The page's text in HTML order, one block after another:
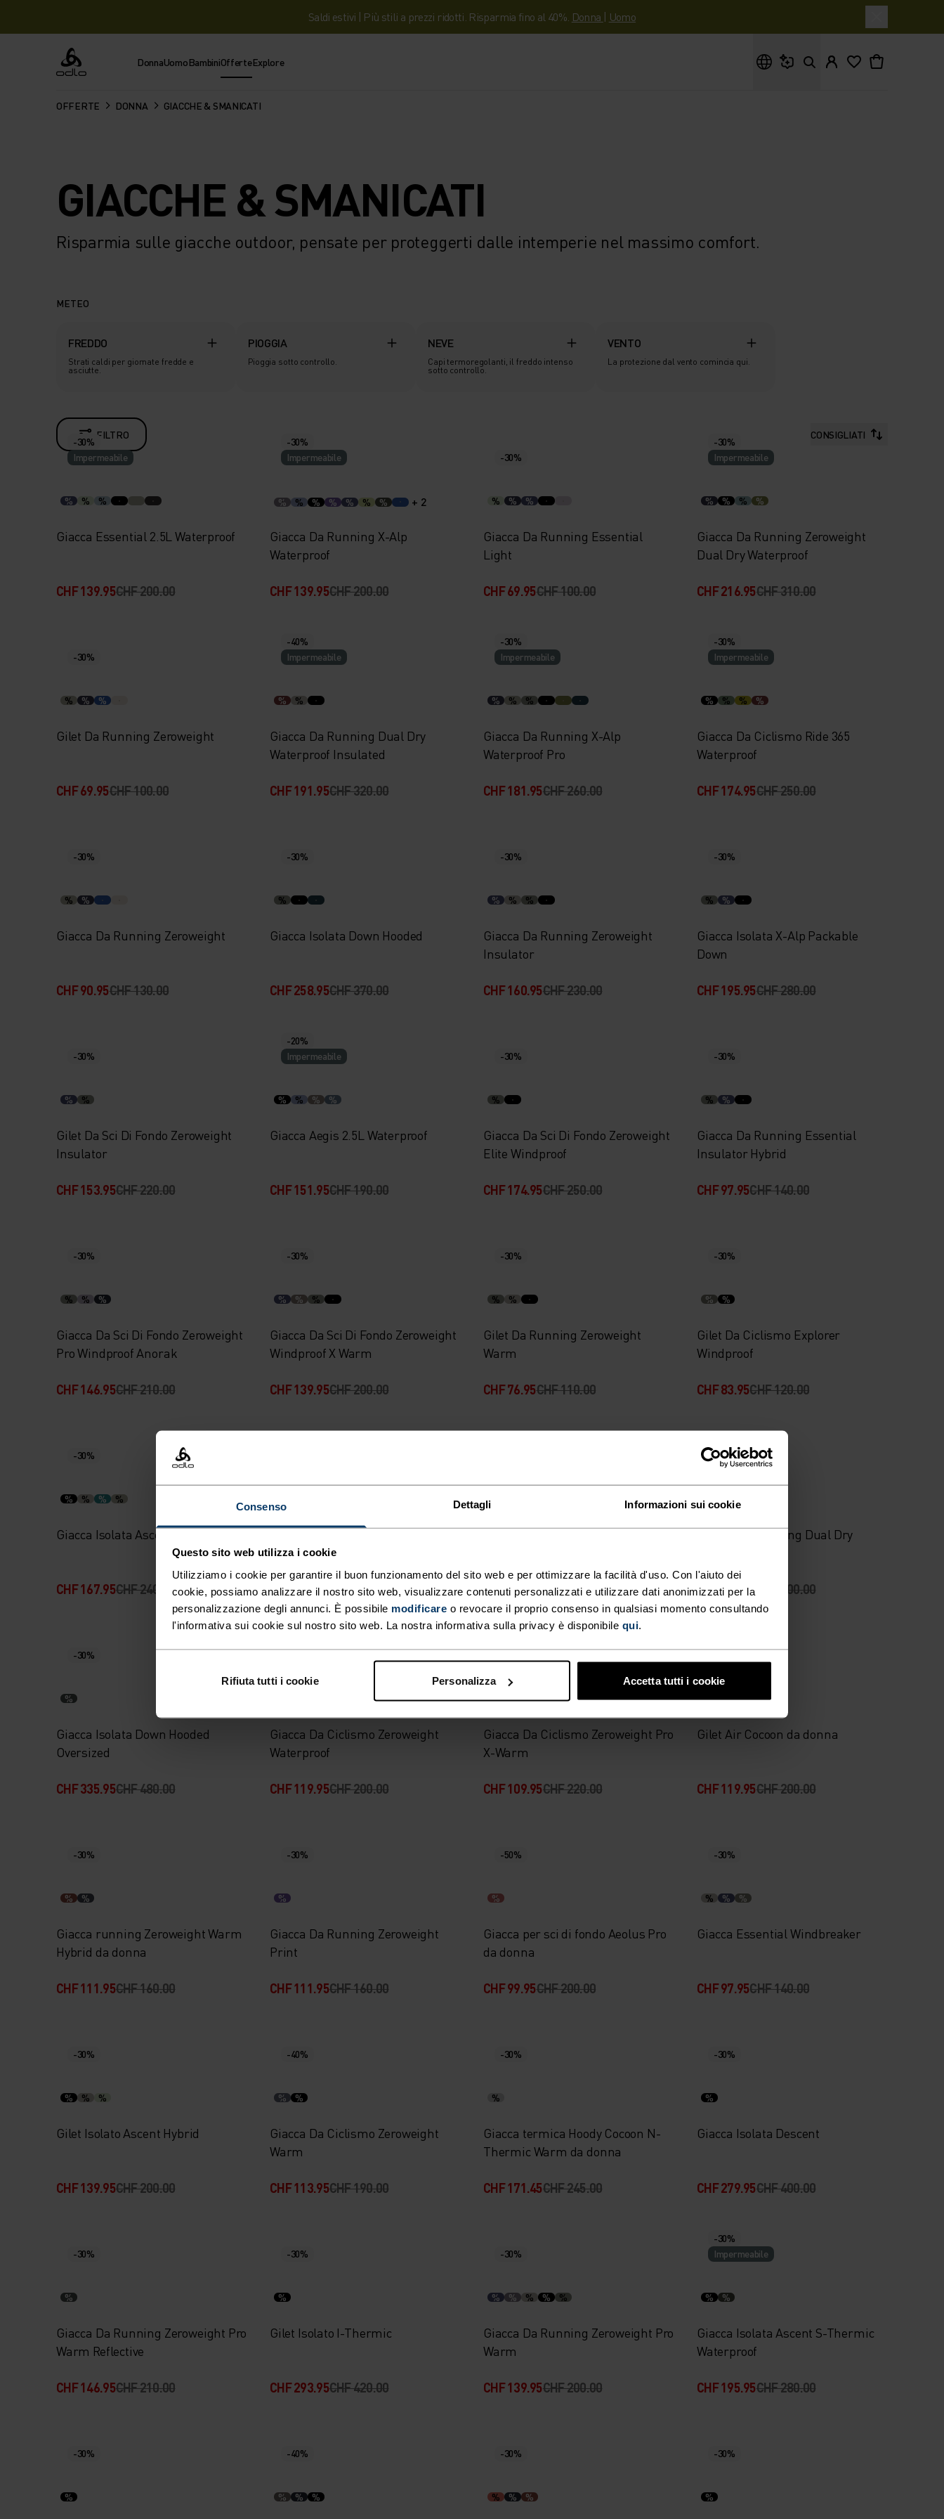
Consenso Dettagli Informazioni sui cookie
Questo sito web utilizza i cookie
Utilizziamo i cookie per garantire il buon funzionamento del sito web e per ottimizzare la facilità d'uso. Con l'aiuto dei
cookie, possiamo analizzare il nostro sito web, visualizzare contenuti personalizzati e utilizzare dati anonimizzati per la
personalizzazione degli annunci. È possibile modificare o revocare il proprio consenso in qualsiasi momento consultando
l'informativa sui cookie sul nostro sito web. La nostra informativa sulla privacy è disponibile qui.
Rifiuta tutti i cookie Personalizza Accetta tutti i cookie
Saldi estivi | Più stili a prezzi ridotti. Risparmia fino al 40%. Donna | Uomo
Odlo DonnaUomoBambiniOfferteExplore
OFFERTE DONNA GIACCHE & SMANICATI
GIACCHE & SMANICATI
Risparmia sulle giacche outdoor, pensate per proteggerti dalle intemperie nel massimo comfort.
METEO
FREDDO
Strati caldi per giornate fredde e
asciutte.
PIOGGIA
Pioggia sotto controllo.
NEVE
Capi termoregolanti, il freddo intenso
sotto controllo.
VENTO
La protezione dal vento comincia qui.
FILTRO CONSIGLIATI
-30%
Impermeabile
% % %
Giacca Essential 2.5L Waterproof
CHF 139.95CHF 200.00
-30%
Impermeabile
% % % % % % % + 2
Giacca Da Running X-Alp
Waterproof
CHF 139.95CHF 200.00
-30%
% % %
Giacca Da Running Essential
Light
CHF 69.95CHF 100.00
-30%
Impermeabile
% % % %
Giacca Da Running Zeroweight
Dual Dry Waterproof
CHF 216.95CHF 310.00
-30%
% % %
Gilet Da Running Zeroweight
CHF 69.95CHF 100.00
-40%
Impermeabile
% %
Giacca Da Running Dual Dry
Waterproof Insulated
CHF 191.95CHF 320.00
-30%
Impermeabile
% % %
Giacca Da Running X-Alp
Waterproof Pro
CHF 181.95CHF 260.00
-30%
Impermeabile
% % % %
Giacca Da Ciclismo Ride 365
Waterproof
CHF 174.95CHF 250.00
-30%
% %
Giacca Da Running Zeroweight
CHF 90.95CHF 130.00
-30%
%
Giacca Isolata Down Hooded
CHF 258.95CHF 370.00
-30%
% % %
Giacca Da Running Zeroweight
Insulator
CHF 160.95CHF 230.00
-30%
% %
Giacca Isolata X-Alp Packable
Down
CHF 195.95CHF 280.00
-30%
% %
Gilet Da Sci Di Fondo Zeroweight
Insulator
CHF 153.95CHF 220.00
-20%
Impermeabile
% % % %
Giacca Aegis 2.5L Waterproof
CHF 151.95CHF 190.00
-30%
%
Giacca Da Sci Di Fondo Zeroweight
Elite Windproof
CHF 174.95CHF 250.00
-30%
% %
Giacca Da Running Essential
Insulator Hybrid
CHF 97.95CHF 140.00
-30%
% % %
Giacca Da Sci Di Fondo Zeroweight
Pro Windproof Anorak
CHF 146.95CHF 210.00
-30%
% % %
Giacca Da Sci Di Fondo Zeroweight
Windproof X Warm
CHF 139.95CHF 200.00
-30%
% %
Gilet Da Running Zeroweight
Warm
CHF 76.95CHF 110.00
-30%
% %
Gilet Da Ciclismo Explorer
Windproof
CHF 83.95CHF 120.00
-30%
% % % %
Giacca Isolata Ascent Hybrid
CHF 167.95CHF 240.00
Giacca da Sci X-Alp 3L
CHF 335.95CHF 480.00
Gilet Da Running Zeroweight
CHF 76.95CHF 110.00
Impermeabile
Giacca Da Running Dual Dry
CHF 209.95 CHF 300.00
-30%
%
Giacca Isolata Down Hooded
Oversized
CHF 335.95CHF 480.00
Impermeabile
Giacca Da Ciclismo Zeroweight
Waterproof
CHF 119.95CHF 200.00
-50%
%
Giacca Da Ciclismo Zeroweight Pro
X-Warm
CHF 109.95CHF 220.00
-40%
% %
Gilet Air Cocoon da donna
CHF 119.95CHF 200.00
-30%
% %
Giacca running Zeroweight Warm
Hybrid da donna
CHF 111.95CHF 160.00
-30%
%
Giacca Da Running Zeroweight
Print
CHF 111.95CHF 160.00
-50%
%
Giacca per sci di fondo Aeolus Pro
da donna
CHF 99.95CHF 200.00
-30%
% % %
Giacca Essential Windbreaker
CHF 97.95CHF 140.00
-30%
% % %
Gilet Isolato Ascent Hybrid
CHF 139.95CHF 200.00
-40%
% %
Giacca Da Ciclismo Zeroweight
Warm
CHF 113.95CHF 190.00
-30%
%
Giacca termica Hoody Cocoon N-
Thermic Warm da donna
CHF 171.45CHF 245.00
-30%
%
Giacca Isolata Descent
CHF 279.95CHF 400.00
-30%
%
Giacca Da Running Zeroweight Pro
Warm Reflective
CHF 146.95CHF 210.00
-30%
%
Gilet Isolato I-Thermic
CHF 293.95CHF 420.00
-30%
% % % % %
Giacca Da Running Zeroweight Pro
Warm
CHF 139.95CHF 200.00
-30%
Impermeabile
% %
Giacca Isolata Ascent S-Thermic
Waterproof
CHF 195.95CHF 280.00
-30%
%
-40%
% % %
-30%
% % %
-30%
%